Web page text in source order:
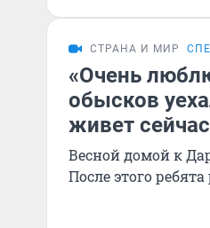
СТРАНА И МИР
«Очень
обысков
живет
Весной домой к
После этого